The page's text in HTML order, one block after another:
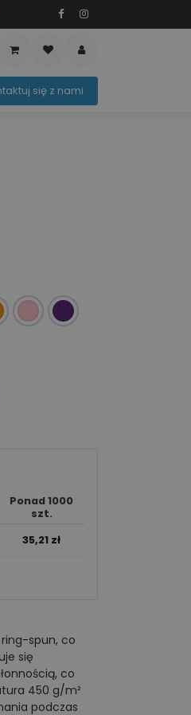
​​​​się z nami​​​​
Ponad 1000
szt.
35,21 zł
ring-spun, co
się
co
450 g/m²
podczas